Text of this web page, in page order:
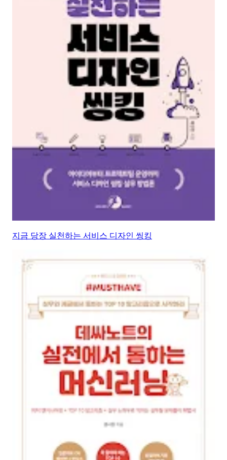
지금 당장 실천하는 서비스 디자인 씽킹